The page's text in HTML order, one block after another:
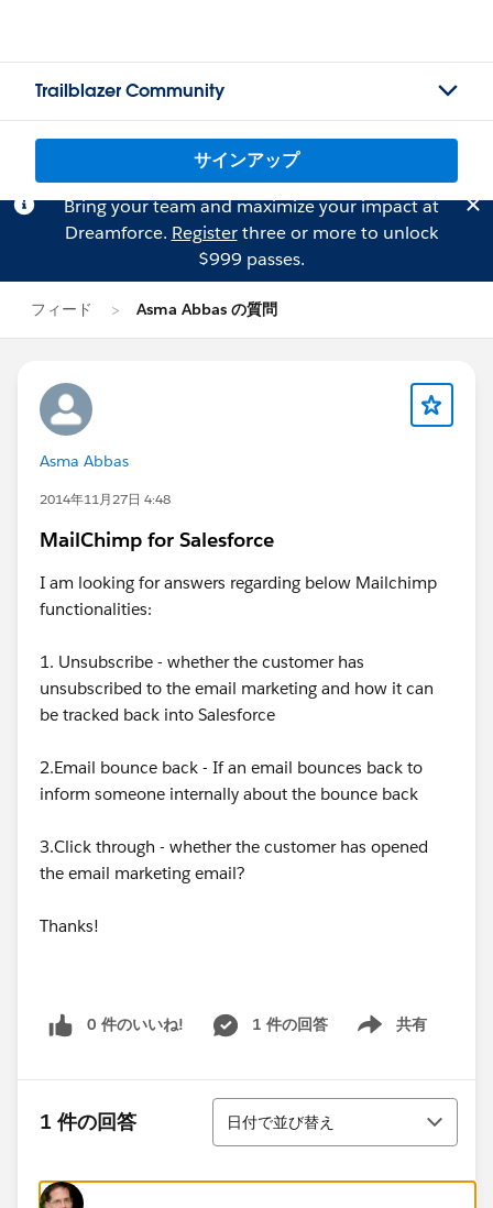
Trailblazer Community
サインアップ
Bring your team and maximize your impact at
Dreamforce. Registerthree or more to unlock
$999 passes.
フィード Asma Abbas の質問
Asma Abbas
2014年11月27日 4:48
MailChimp for Salesforce
I am looking for answers regarding below Mailchimp
functionalities:
1. Unsubscribe - whether the customer has
unsubscribed to the email marketing and how it can
be tracked back into Salesforce
2.Email bounce back - If an email bounces back to
inform someone internally about the bounce back
3.Click through - whether the customer has opened
the email marketing email?
Thanks!
0 件のいいね! 1 件の回答 共有
Show menu
1 件の回答
並び替え
日付で並び替え